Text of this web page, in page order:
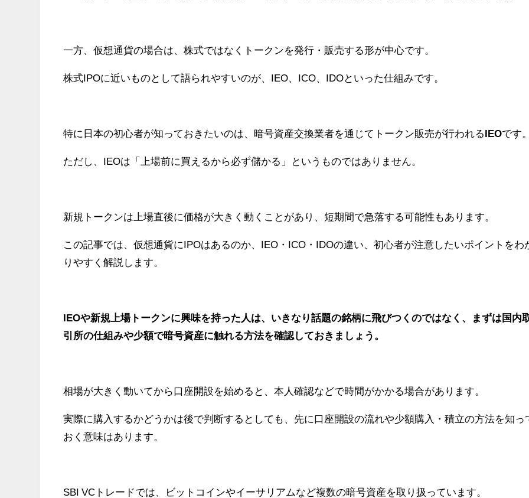
一方、仮想通貨の場合は、株式ではなくトークンを発行・販売する形が中心です。
株式IPOに近いものとして語られやすいのが、IEO、ICO、IDOといった仕組みです。
特に日本の初心者が知っておきたいのは、暗号資産交換業者を通じてトークン販売が行われるIEOです
ただし、IEOは「上場前に買えるから必ず儲かる」というものではありません。
新規トークンは上場直後に価格が大きく動くことがあり、短期間で急落する可能性もあります。
この記事では、仮想通貨にIPOはあるのか、IEO・ICO・IDOの違い、初心者が注意したいポイントをわ
りやすく解説します。
IEOや新規上場トークンに興味を持った人は、いきなり話題の銘柄に飛びつくのではなく、まずは国内
引所の仕組みや少額で暗号資産に触れる方法を確認しておきましょう。
相場が大きく動いてから口座開設を始めると、本人確認などで時間がかかる場合があります。
実際に購入するかどうかは後で判断するとしても、先に口座開設の流れや少額購入・積立の方法を知っ
おく意味はあります。
SBI VCトレードでは、ビットコインやイーサリアムなど複数の暗号資産を取り扱っています。